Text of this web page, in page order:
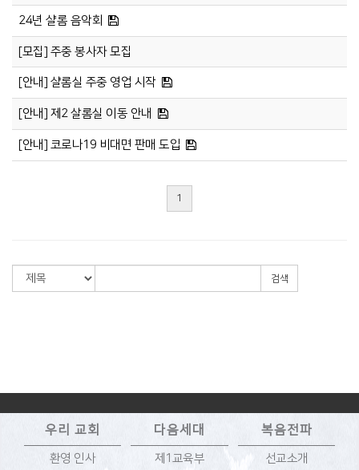
24년 샬롬 음악회
[모집] 주중 봉사자 모집
[안내] 샬롬실 주중 영업 시작
[안내] 제2 살롬실 이동 안내
[안내] 코로나19 비대면 판매 도입
1
검색
우리 교회
환영 인사
다음세대
제1교육부
복음전파
선교소개